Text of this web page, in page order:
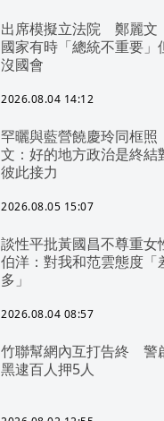
出席模擬立法院 鄭麗文
國家有時「總統不重要」
沒國會
2026.08.04 14:12
罕曬與藍營饒慶玲同框
文：好的地方政治是終結
彼此接力
2026.08.05 15:07
談性平批黃國昌不尊重
伯洋：對我和范雲態度「
多」
2026.08.04 08:57
竹聯幫網內互打告終 警
黑逮百人押5人